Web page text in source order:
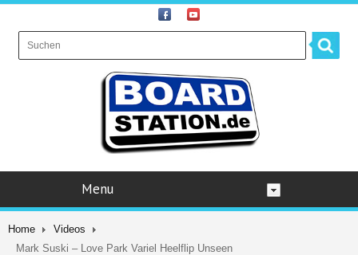
Menu
Home
Videos
Mark Suski – Love Park Variel Heelflip Unseen